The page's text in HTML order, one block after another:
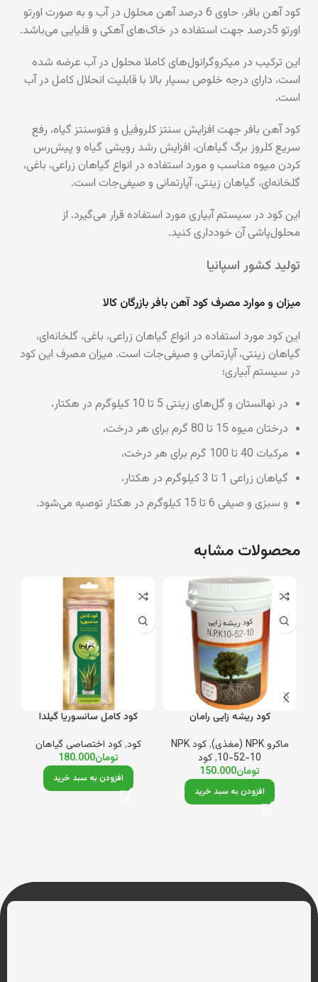
کود آهن بافر، حاوی 6 درصد آهن محلول در آب و به صورت اورتو
اورتو 5درصد جهت استفاده در خاک‌های آهکی و قلیایی می‌باشد.
این ترکیب در میکروگرانول‌های کاملا محلول در آب عرضه شده
است، دارای درجه خلوص بسیار بالا با قابلیت انحلال کامل در آب
است.
کود آهن بافر جهت افزایش سنتز کلروفیل و فتوسنتز گیاه، رفع
سریع کلروز برگ گیاهان، افزایش رشد رویشی گیاه و پیش‌رس
کردن میوه مناسب و مورد استفاده در انواع گیاهان زراعی، باغی،
گلخانه‌ای، گیاهان زینتی، آپارتمانی و صیفی‌جات است.
این کود در سیستم آبیاری مورد استفاده قرار می‌گیرد. از
محلول‌پاشی آن خودداری کنید.
تولید کشور اسپانیا
میزان و موارد مصرف کود آهن بافر بازرگان کالا
این کود مورد استفاده در انواع گیاهان زراعی، باغی، گلخانه‌ای،
گیاهان زینتی، آپارتمانی و صیفی‌جات است. میزان مصرف این کود
در سیستم آبیاری؛
در نهالستان و گل‌های زینتی 5 تا 10 کیلوگرم در هکتار،
درختان میوه 15 تا 80 گرم برای هر درخت،
مرکبات 40 تا 100 گرم برای هر درخت،
گیاهان زراعی 1 تا 3 کیلوگرم در هکتار،
و سبزی و صیفی 6 تا 15 کیلوگرم در هکتار توصیه می‌شود.
محصولات مشابه
کود ریشه زایی رامان
ماکرو NPK (مغذی)
,
کود NPK
10-52-10
,کود
تومان150.000
افزودن به سبد خرید
کود کامل سانسوریا گیلدا
کود,کود اختصاصی گیاهان
تومان180.000
افزودن به سبد خرید